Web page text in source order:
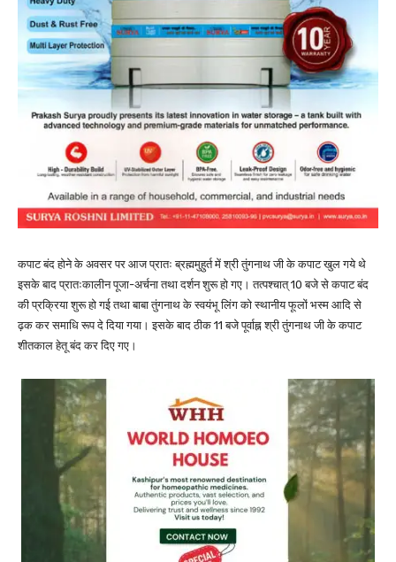
कपाट बंद होने के अवसर पर आज प्रातः ब्रह्ममुहुर्त में श्री तुंगनाथ जी के कपाट खुल गये थे
इसके बाद प्रातःकालीन पूजा-अर्चना तथा दर्शन शुरू हो गए। तत्पश्चात् 10 बजे से कपाट बंद
की प्रक्रिया शुरू हो गई तथा बाबा तुंगनाथ के स्वयंभू लिंग को स्थानीय फूलों भस्म आदि से
ढ़क कर समाधि रूप दे दिया गया। इसके बाद ठीक 11 बजे पूर्वाह्न श्री तुंगनाथ जी के कपाट
शीतकाल हेतू बंद कर दिए गए।